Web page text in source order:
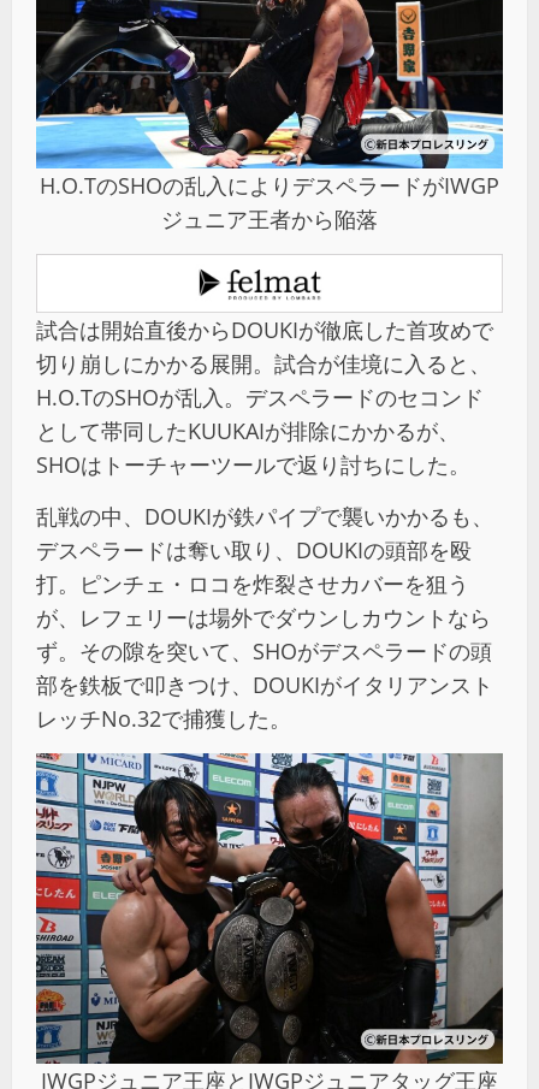
H.O.TのSHOの乱入によりデスペラードがIWGP
ジュニア王者から陥落
試合は開始直後からDOUKIが徹底した首攻めで
切り崩しにかかる展開。試合が佳境に入ると、
H.O.TのSHOが乱入。デスペラードのセコンド
として帯同したKUUKAIが排除にかかるが、
SHOはトーチャーツールで返り討ちにした。
乱戦の中、DOUKIが鉄パイプで襲いかかるも、
デスペラードは奪い取り、DOUKIの頭部を殴
打。ピンチェ・ロコを炸裂させカバーを狙う
が、レフェリーは場外でダウンしカウントなら
ず。その隙を突いて、SHOがデスペラードの頭
部を鉄板で叩きつけ、DOUKIがイタリアンスト
レッチNo.32で捕獲した。
IWGPジュニア王座とIWGPジュニアタッグ王座